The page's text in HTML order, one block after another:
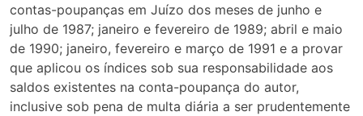
contas-poupanças em Juízo dos meses de junho e
julho de 1987; janeiro e fevereiro de 1989; abril e maio
de 1990; janeiro, fevereiro e março de 1991 e a provar
que aplicou os índices sob sua responsabilidade aos
saldos existentes na conta-poupança do autor,
inclusive sob pena de multa diária a ser prudentemente